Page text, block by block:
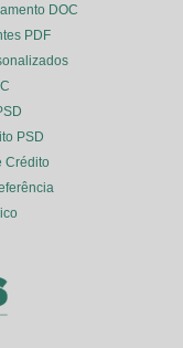
DOC
PDF
PSD
Crédito